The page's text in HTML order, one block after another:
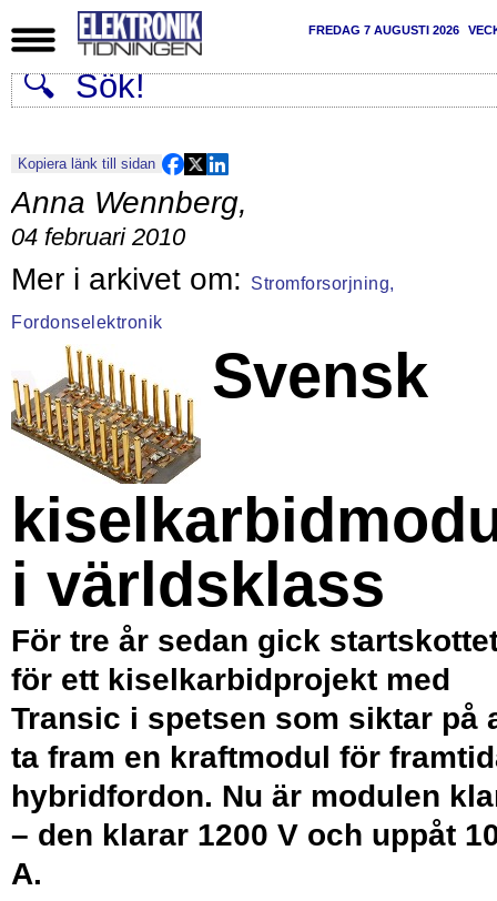
FREDAG 7 AUGUSTI 2026
Kopiera länk till sidan
Anna Wennberg,
04 februari 2010
Stromforsorjning,
Fordonselektronik
Svensk
i världsklass
För tre år sedan gick
för ett kiselkarbidprojekt med
Transic i spetsen som siktar på
ta fram en kraftmodul för
hybridfordon. Nu är modulen
– den klarar 1200 V och uppåt
A.